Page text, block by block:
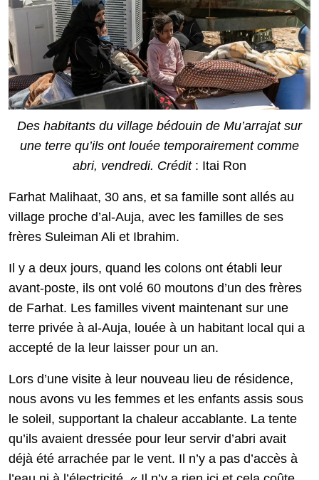
Des habitants du village bédouin de Mu’arrajat sur
une terre qu’ils ont louée temporairement comme
abri, vendredi. Crédit : Itai Ron
Farhat Malihaat, 30 ans, et sa famille sont allés au
village proche d’al-Auja, avec les familles de ses
frères Suleiman Ali et Ibrahim.
Il y a deux jours, quand les colons ont établi leur
avant-poste, ils ont volé 60 moutons d’un des frères
de Farhat. Les familles vivent maintenant sur une
terre privée à al-Auja, louée à un habitant local qui a
accepté de la leur laisser pour un an.
Lors d’une visite à leur nouveau lieu de résidence,
nous avons vu les femmes et les enfants assis sous
le soleil, supportant la chaleur accablante. La tente
qu’ils avaient dressée pour leur servir d’abri avait
déjà été arrachée par le vent. Il n’y a pas d’accès à